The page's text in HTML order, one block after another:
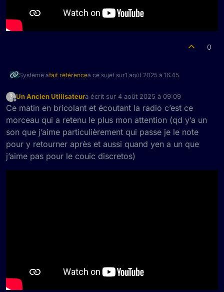
0
Système afait référenceà ce sujet sur1 août 2025 à 16:45
?
Hors-ligne
Un Ancien Utilisateura écrit sur 4 août 2025 à 09:09
dernière édition par
Ce matin en bricolant et écoutant la radio c’est ce
morceau qui a retenu le plus mon attention (qd y’a un
son que j’aime particulièrement qui passe je le note
pour y retourner après et aussi quand yen a un que
j’aime pas pour le couic discretos)